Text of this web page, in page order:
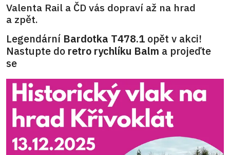
Valenta Rail a ČD vás dopraví až na hrad
a zpět.
Legendární Bardotka T478.1 opět v akci!
Nastupte do retro rychlíku Balm a projeďte
se